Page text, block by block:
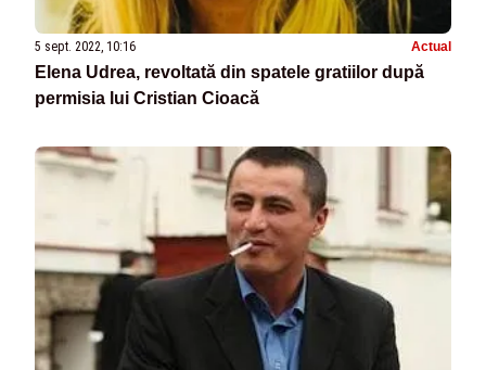
5 sept. 2022, 10:16 Actual
Elena Udrea, revoltată din spatele gratiilor după
permisia lui Cristian Cioacă